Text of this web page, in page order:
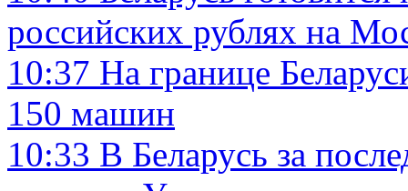
российских рублях на
10:37 На границе
150 машин
10:33 В Беларусь за